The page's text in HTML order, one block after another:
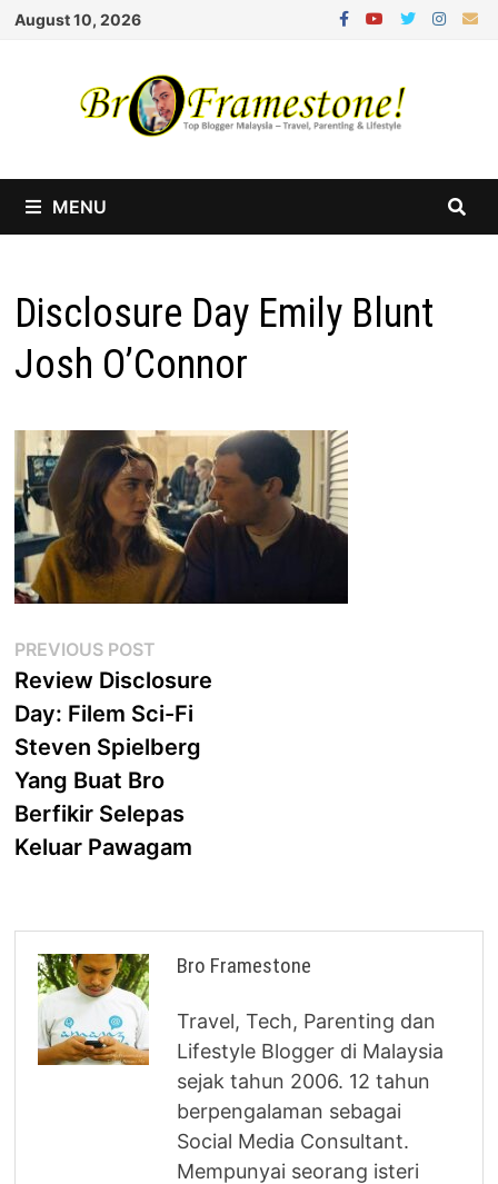
Skip
August 10, 2026
MENU
Disclosure Day Emily Blunt
Josh O’Connor
Post
navigation
PREVIOUS POST
post:
Review Disclosure
Day: Filem Sci-Fi
Steven Spielberg
Yang Buat Bro
Berfikir Selepas
Keluar Pawagam
Bro Framestone
Travel, Tech, Parenting dan
Lifestyle Blogger di Malaysia
sejak tahun 2006. 12 tahun
berpengalaman sebagai
Social Media Consultant.
Mempunyai seorang isteri